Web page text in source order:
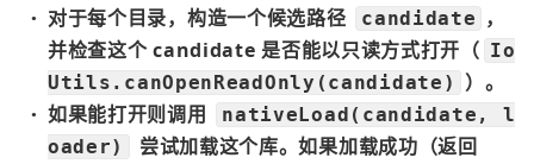
● 对于每个目录，构造一个候选路径 candidate ，
并检查这个 candidate 是否能以只读方式打开（ Io
Utils.canOpenReadOnly(candidate) ）。
● 如果能打开则调用
nativeLoad(candidate, l
oader)
尝试加载这个库。如果加载成功（返回